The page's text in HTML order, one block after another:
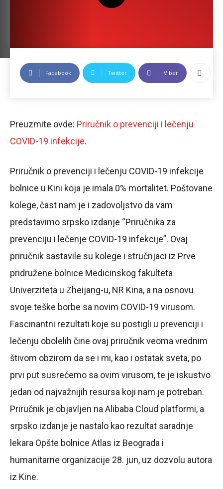
Facebook Twitter Viber
Preuzmite ovde: Priručnik o prevenciji i lečenju
COVID-19 infekcije.
Priručnik o prevenciji i lečenju COVID-19 infekcije
bolnice u Kini koja je imala 0% mortalitet. Poštovane
kolege, čast nam je i zadovoljstvo da vam
predstavimo srpsko izdanje “Priručnika za
prevenciju i lečenje COVID-19 infekcije”. Ovaj
priručnik sastavile su kolege i stručnjaci iz Prve
pridružene bolnice Medicinskog fakulteta
Univerziteta u Zheijang-u, NR Kina, a na osnovu
svoje teške borbe sa novim COVID-19 virusom.
Fascinantni rezultati koje su postigli u prevenciji i
lečenju obolelih čine ovaj priručnik veoma vrednim
štivom obzirom da se i mi, kao i ostatak sveta, po
prvi put susrećemo sa ovim virusom, te je iskustvo
jedan od najvažnijih resursa koji nam je potreban.
Priručnik je objavljen na Alibaba Cloud platformi, a
srpsko izdanje je nastalo kao rezultat saradnje
lekara Opšte bolnice Atlas iz Beograda i
humanitarne organizacije 28. jun, uz dozvolu autora
iz Kine.